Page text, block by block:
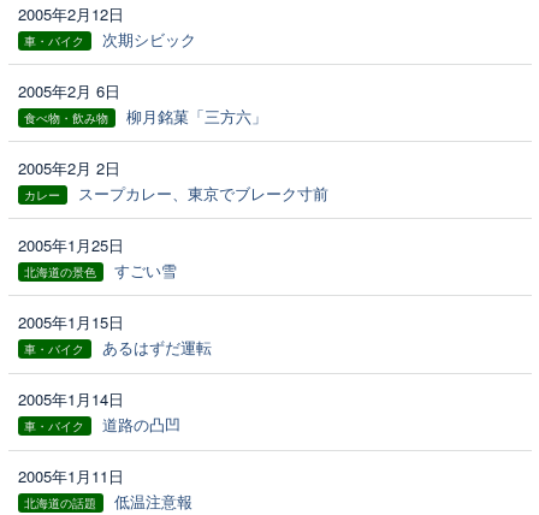
2005年2月12日
車・バイク 次期シビック
2005年2月 6日
食べ物・飲み物 柳月銘菓「三方六」
2005年2月 2日
カレー スープカレー、東京でブレーク寸前
2005年1月25日
北海道の景色 すごい雪
2005年1月15日
車・バイク あるはずだ運転
2005年1月14日
車・バイク 道路の凸凹
2005年1月11日
北海道の話題 低温注意報